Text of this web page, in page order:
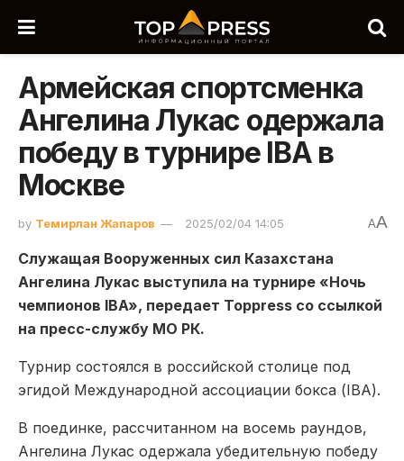
Армейская спортсменка
Ангелина Лукас одержала
победу в турнире IBA в
Москве
by Темирлан Жапаров 2025/02/04 14:05 AA
Служащая Вооруженных сил Казахстана
Ангелина Лукас выступила на турнире «Ночь
чемпионов IBA», передает Toppress со ссылкой
на пресс-службу МО РК.
Турнир состоялся в российской столице под
эгидой Международной ассоциации бокса (IBA).
В поединке, рассчитанном на восемь раундов,
Ангелина Лукас одержала убедительную победу